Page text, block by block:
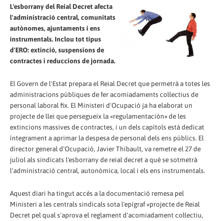
L'esborrany del Reial Decret afecta
l'administració central, comunitats
autònomes, ajuntaments i ens
instrumentals. Inclou tot tipus
d'ERO: extinció, suspensions de
contractes i reduccions de jornada.
El Govern de l'Estat prepara el Reial Decret que permetrà a totes les
administracions públiques de fer acomiadaments col·lectius de
personal laboral fix. El Ministeri d'Ocupació ja ha elaborat un
projecte de llei que persegueix la «regulamentación» de les
extincions massives de contractes, i un dels capítols està dedicat
íntegrament a aprimar la despesa de personal dels ens públics. El
director general d'Ocupació, Javier Thibault, va remetre el 27 de
juliol als sindicats l'esborrany de reial decret a què se sotmetrà
l'administració central, autonòmica, local i els ens instrumentals.
Aquest diari ha tingut accés a la documentació remesa pel
Ministeri a les centrals sindicals sota l'epígraf «projecte de Reial
Decret pel qual s'aprova el reglament d'acomiadament col·lectiu,